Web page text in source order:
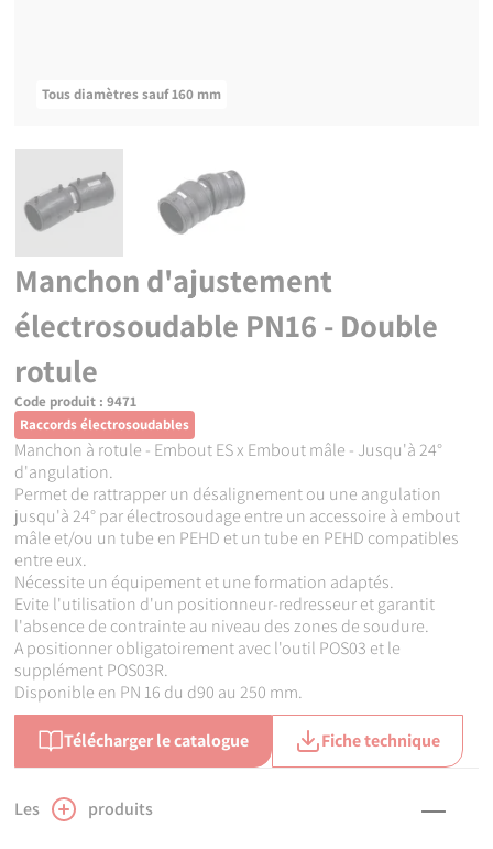
Tous diamètres sauf 160 mm
Manchon d'ajustement
électrosoudable PN16 - Double
rotule
Code produit :9471
Raccords électrosoudables
Manchon à rotule - Embout ES x Embout mâle - Jusqu'à 24°
d'angulation.
Permet de rattrapper un désalignement ou une angulation
jusqu'à 24° par électrosoudage entre un accessoire à embout
mâle et/ou un tube en PEHD et un tube en PEHD compatibles
entre eux.
Nécessite un équipement et une formation adaptés.
Evite l'utilisation d'un positionneur-redresseur et garantit
l'absence de contrainte au niveau des zones de soudure.
A positionner obligatoirement avec l'outil POS03 et le
supplément POS03R.
Disponible en PN 16 du d90 au 250 mm.
Télécharger le catalogue Fiche technique
Les produits